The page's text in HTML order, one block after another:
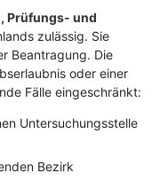
Prüfungs- und
zulässig. Sie
Beantragung. Die
oder einer
Fälle eingeschränkt:
Untersuchungsstelle
Bezirk